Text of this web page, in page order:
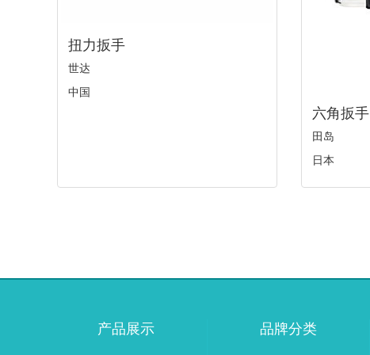
扭力扳手
世达
中国
六角扳手
田岛
日本
产品展示 品牌分类